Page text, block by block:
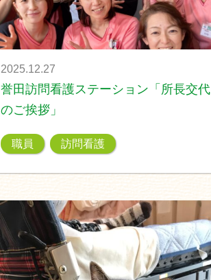
2025.12.27
誉田訪問看護ステーション「所長交代
のご挨拶」
職員 訪問看護